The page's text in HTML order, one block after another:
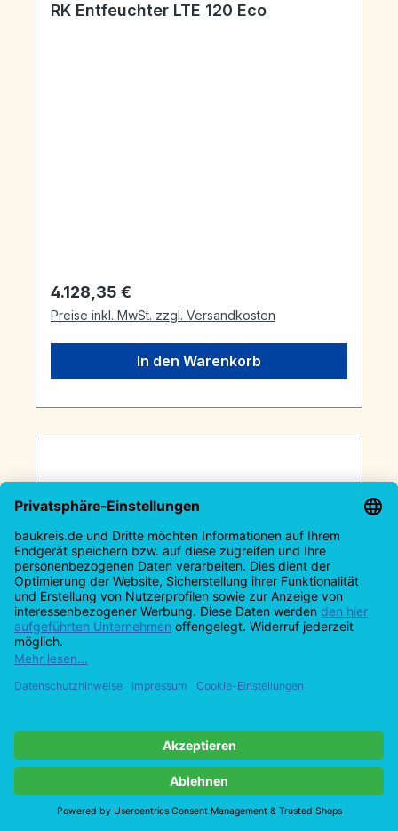
RK Entfeuchter LTE 120 Eco
Regulärer Preis:
4.128,35 €
Preise inkl. MwSt. zzgl. Versandkosten
In den Warenkorb
RK Entfeuchter LTE 120